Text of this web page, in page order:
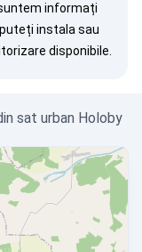
informați
instala sau
disponibile.
sat urban Holoby